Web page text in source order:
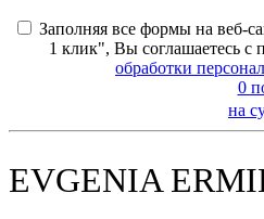
Заполняя все формы на веб-
1 клик", Вы соглашаетесь с
обработки
0
на
EVGENIA